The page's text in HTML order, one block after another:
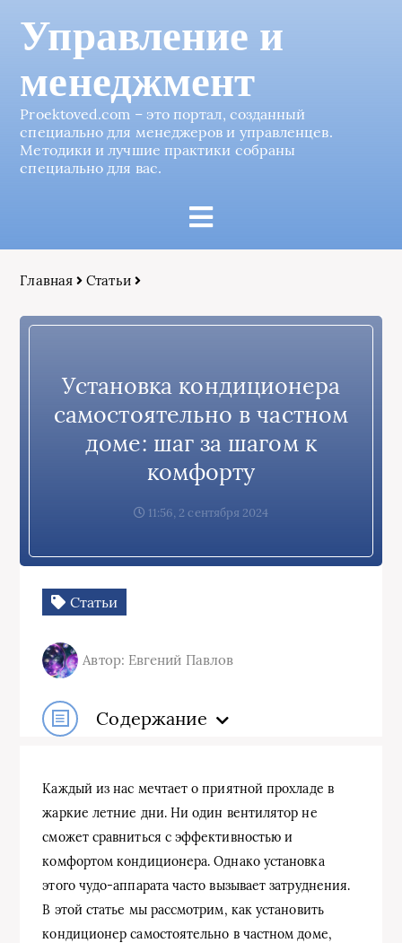
Управление и
менеджмент
Proektoved.com – это портал, созданный
специально для менеджеров и управленцев.
Методики и лучшие практики собраны
специально для вас.
Главная Статьи
Установка кондиционера
самостоятельно в частном
доме: шаг за шагом к
комфорту
11:56, 2 сентября 2024
Статьи
Автор: Евгений Павлов
Содержание
Каждый из нас мечтает о приятной прохладе в
жаркие летние дни. Ни один вентилятор не
сможет сравниться с эффективностью и
комфортом кондиционера. Однако установка
этого чудо-аппарата часто вызывает затруднения.
В этой статье мы рассмотрим, как установить
кондиционер самостоятельно в частном доме,